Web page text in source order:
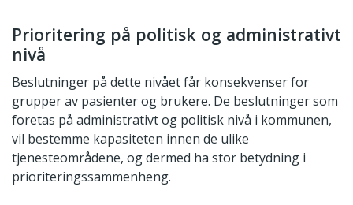
Prioritering på politisk og administrativt
nivå
Beslutninger på dette nivået får konsekvenser for
grupper av pasienter og brukere. De beslutninger som
foretas på administrativt og politisk nivå i kommunen,
vil bestemme kapasiteten innen de ulike
tjenesteområdene, og dermed ha stor betydning i
prioriteringssammenheng.